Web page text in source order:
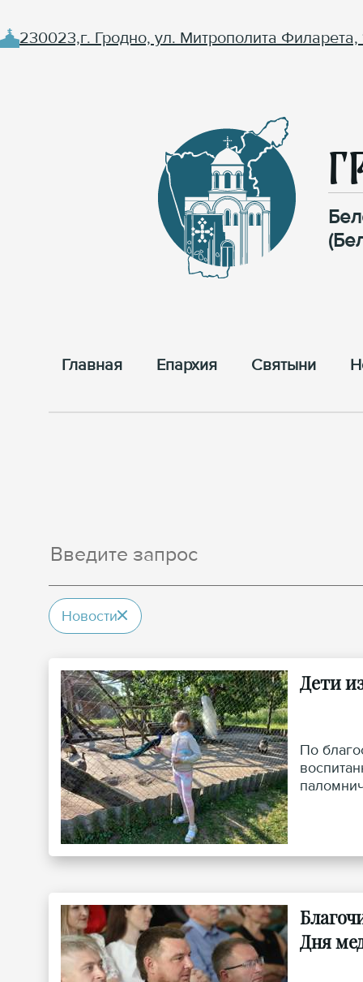
230023,г. Гродно, ул. Митрополита Филарета,
Главная Епархия Cвятыни
Новости
Дети
По
Дня